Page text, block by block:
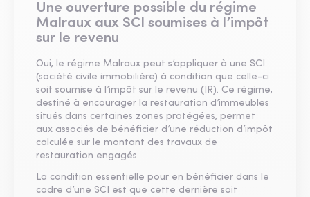
Une ouverture possible du régime
Malraux aux SCI soumises à l’impôt
sur le revenu
Oui, le régime Malraux peut s’appliquer à une SCI
(société civile immobilière) à condition que celle-ci
soit soumise à l’impôt sur le revenu (IR). Ce régime,
destiné à encourager la restauration d’immeubles
situés dans certaines zones protégées, permet
aux associés de bénéficier d’une réduction d’impôt
calculée sur le montant des travaux de
restauration engagés.
La condition essentielle pour en bénéficier dans le
cadre d’une SCI est que cette dernière soit